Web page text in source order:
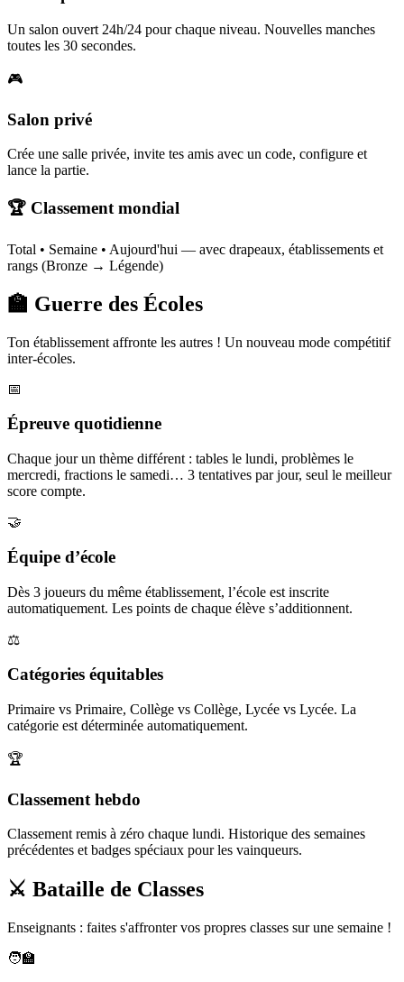
Un salon ouvert 24h/24 pour chaque niveau. Nouvelles manches
toutes les 30 secondes.
🎮
Salon privé
Crée une salle privée, invite tes amis avec un code, configure et
lance la partie.
🏆 Classement mondial
Total • Semaine • Aujourd'hui — avec drapeaux, établissements et
rangs (Bronze → Légende)
🏫 Guerre des Écoles
Ton établissement affronte les autres ! Un nouveau mode compétitif
inter-écoles.
📅
Épreuve quotidienne
Chaque jour un thème différent : tables le lundi, problèmes le
mercredi, fractions le samedi… 3 tentatives par jour, seul le meilleur
score compte.
🤝
Équipe d’école
Dès 3 joueurs du même établissement, l’école est inscrite
automatiquement. Les points de chaque élève s’additionnent.
⚖️
Catégories équitables
Primaire vs Primaire, Collège vs Collège, Lycée vs Lycée. La
catégorie est déterminée automatiquement.
🏆
Classement hebdo
Classement remis à zéro chaque lundi. Historique des semaines
précédentes et badges spéciaux pour les vainqueurs.
⚔️ Bataille de Classes
Enseignants : faites s'affronter vos propres classes sur une semaine !
🧑‍🏫